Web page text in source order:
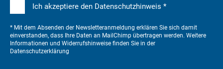
Ich akzeptiere den Datenschutzhinweis *
* Mit dem Absenden der Newsletteranmeldung erklären Sie sich damit
einverstanden, dass Ihre Daten an MailChimp übertragen werden. Weitere
Informationen und Widerrufshinweise finden Sie in der
Datenschutzerklärung